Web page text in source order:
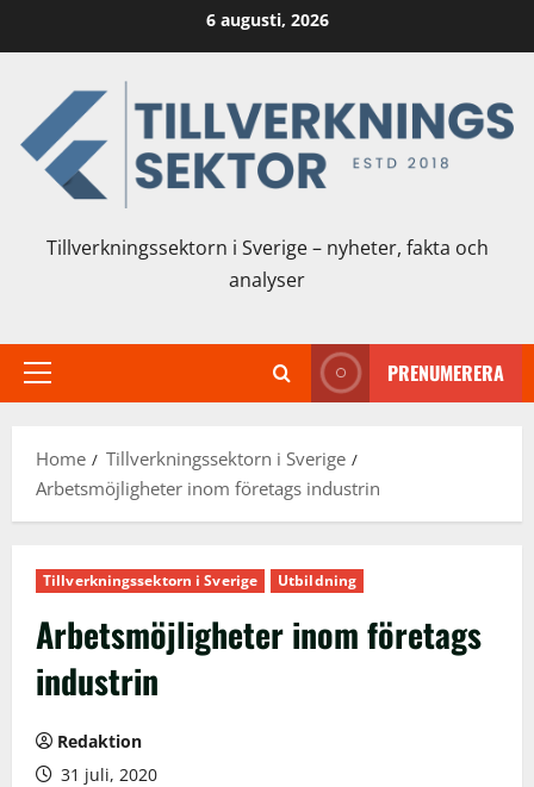
to
6 augusti, 2026
Tillverkningssektorn i Sverige – nyheter, fakta och
analyser
Primary
PRENUMERERA
Home
Tillverkningssektorn i Sverige
Arbetsmöjligheter inom företags industrin
Tillverkningssektorn i Sverige Utbildning
Arbetsmöjligheter inom företags
industrin
Redaktion
31 juli, 2020